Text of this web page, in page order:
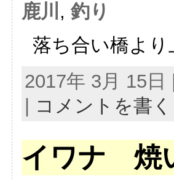
鹿川 , 釣り
落ち合い橋よ
2017年 3月 15
コメントを書く
イワナ 焼